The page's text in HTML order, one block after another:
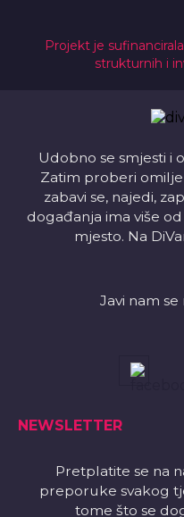
Projekt je
strukturnih i
Udobno se smjesti i
Zatim proberi
zabavi se, najedi,
događanja ima više
mjesto. Na
Javi nam se
NEWSLETTER
Pretplatite se na
preporuke svakog
tome što se